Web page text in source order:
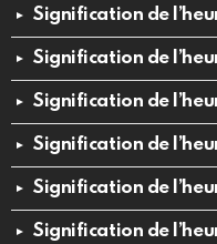
Signification de
Signification de
Signification de
Signification de
Signification de
Signification de